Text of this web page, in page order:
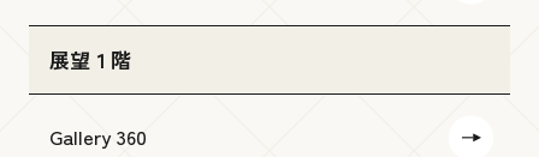
展望１階
Gallery 360